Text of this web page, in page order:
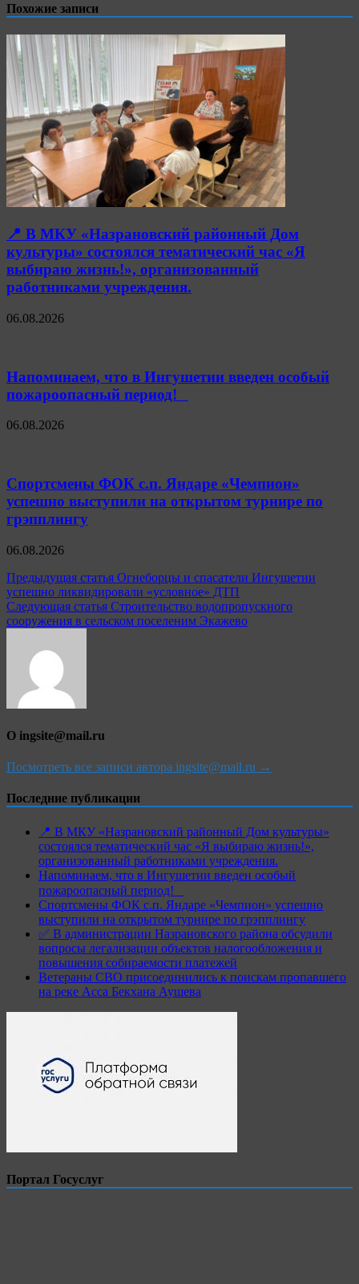
Похожие записи
📍 В МКУ «Назрановский районный Дом
культуры» состоялся тематический час «Я
выбираю жизнь!», организованный
работниками учреждения.
06.08.2026
Напоминаем, что в Ингушетии введен особый
пожароопасный период!⁣⁣⠀
06.08.2026
Спортсмены ФОК с.п. Яндаре «Чемпион»
успешно выступили на открытом турнире по
грэпплингу
06.08.2026
Навигация
по
записям
Предыдущая статья Огнеборцы и спасатели Ингушетии
успешно ликвидировали «условное» ДТП
Следующая статья Строительство водопропускного
сооружения в сельском поселеним Экажево
О ingsite@mail.ru
Посмотреть все записи автора ingsite@mail.ru →
Последние публикации
📍 В МКУ «Назрановский районный Дом культуры»
состоялся тематический час «Я выбираю жизнь!»,
организованный работниками учреждения.
Напоминаем, что в Ингушетии введен особый
пожароопасный период!⁣⁣⠀
Спортсмены ФОК с.п. Яндаре «Чемпион» успешно
выступили на открытом турнире по грэпплингу
✅ В администрации Назрановского района обсудили
вопросы легализации объектов налогообложения и
повышения собираемости платежей
Ветераны СВО присоединились к поискам пропавшего
на реке Асса Бекхана Аушева
Портал Госуслуг